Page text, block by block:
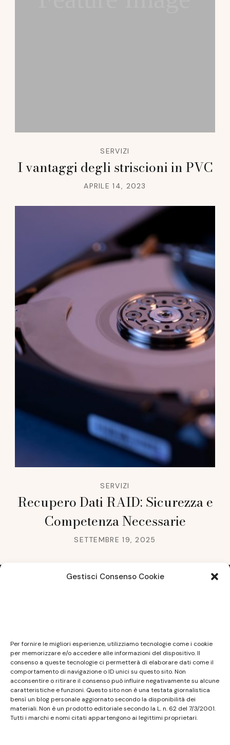
Gestisci Consenso Cookie
Per fornire le migliori esperienze, utilizziamo tecnologie come i cookie
per memorizzare e/o accedere alle informazioni del dispositivo. Il
consenso a queste tecnologie ci permetterà di elaborare dati come il
comportamento di navigazione o ID unici su questo sito. Non
acconsentire o ritirare il consenso può influire negativamente su alcune
caratteristiche e funzioni. Questo sito non è una testata giornalistica
bensì un blog personale aggiornato secondo la disponibilità dei
materiali. Non è un prodotto editoriale secondo la L. n. 62 del 7/3/2001.
Tutti i marchi e nomi citati appartengono ai legittimi proprietari.
SERVIZI
I vantaggi degli striscioni in PVC
APRILE 14, 2023
SERVIZI
Recupero Dati RAID: Sicurezza e
Competenza Necessarie
SETTEMBRE 19, 2025
non ha carattere periodico essendo aggiornato
secondo la disponibilità e la reperibilità dei materiali.
Pertanto non può essere considerato in alcun modo
un prodotto editoriale ai sensi della L. n. 62 del
7/3/2001. Tutti i marchi riportati appartengono ai
legittimi proprietari; marchi di terzi, nomi di prodotti,